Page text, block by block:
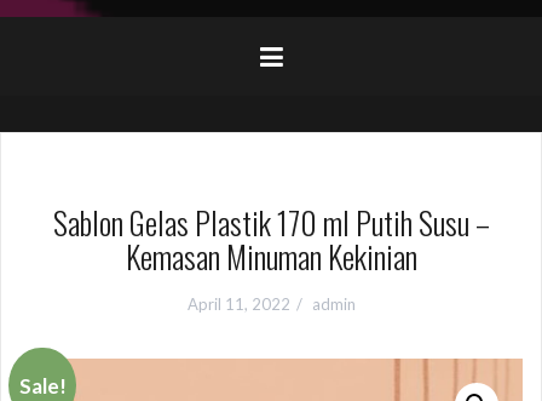
Sablon Gelas Plastik 170 ml Putih Susu –
Kemasan Minuman Kekinian
April 11, 2022 admin
Sale!